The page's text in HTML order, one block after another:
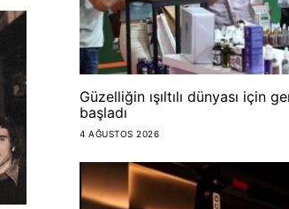
Güzelliğin ışıltılı dünyası için
başladı
4 AĞUSTOS 2026